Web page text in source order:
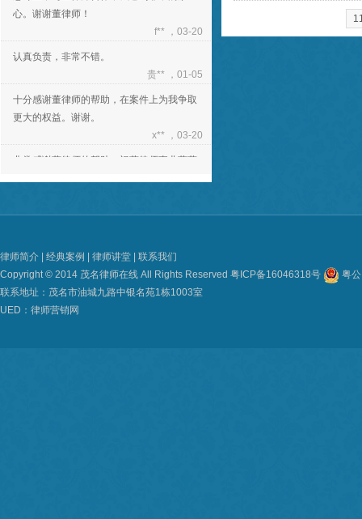
董律师为人十分正直和善，对待工作态度诚
律师简介 经典案例 律师讲堂
联系我们
Copyright © 2014 茂名律师在线 All Rights Reserved 粤ICP备16046318号
粤
联系地址：茂名市油城九路中银名苑1栋1003室
UED： 律师营销网